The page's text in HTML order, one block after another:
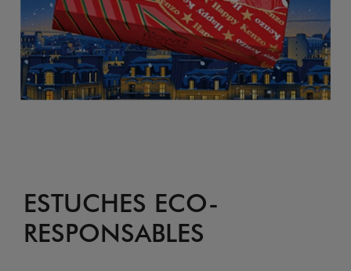
ESTUCHES ECO-
RESPONSABLES